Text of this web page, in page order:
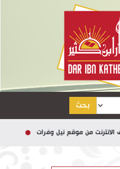
بحث
من موقع نيل وفرات